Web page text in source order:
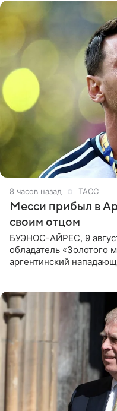
8 часов назад ТАСС
Месси прибыл в
своим отцом
БУЭНОС-АЙРЕС, 9
обладатель «Золотого
аргентинский